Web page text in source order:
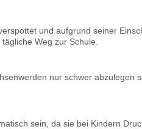
und aufgrund seiner
Weg zur Schule.
nur schwer abzulegen
sein, da sie bei Kindern